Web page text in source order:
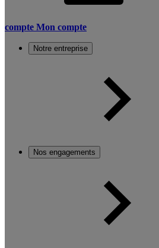
compte Mon compte
Notre entreprise
Nos engagements